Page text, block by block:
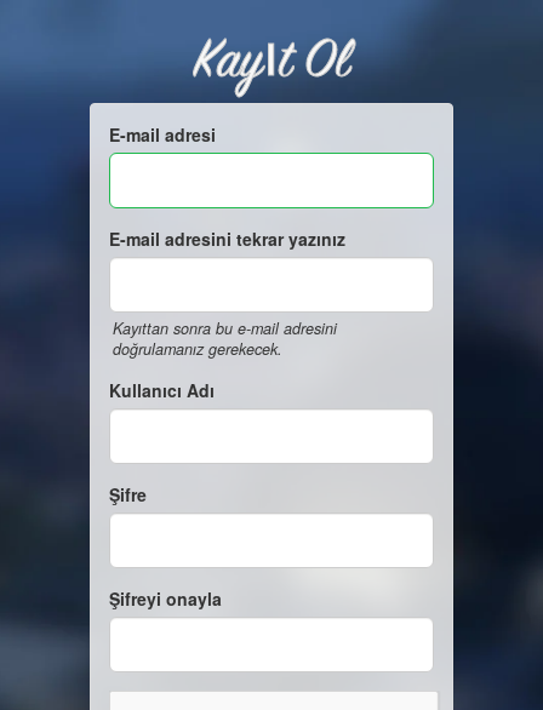
Kayıt Ol
E-mail adresi
E-mail adresini tekrar yazınız
Kayıttan sonra bu e-mail adresini
doğrulamanız gerekecek.
Kullanıcı Adı
Şifre
Şifreyi onayla